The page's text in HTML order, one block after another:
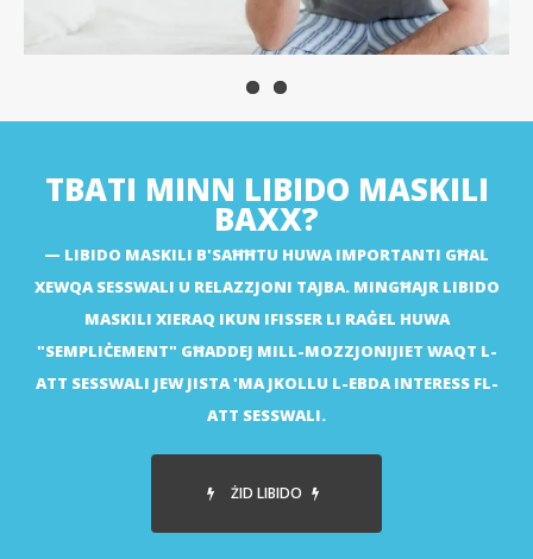
TBATI MINN LIBIDO MASKILI
BAXX?
LIBIDO MASKILI B'SAĦĦTU HUWA IMPORTANTI GĦAL
XEWQA SESSWALI U RELAZZJONI TAJBA. MINGĦAJR LIBIDO
MASKILI XIERAQ IKUN IFISSER LI RAĠEL HUWA
"SEMPLIĊEMENT" GĦADDEJ MILL-MOZZJONIJIET WAQT L-
ATT SESSWALI JEW JISTA 'MA JKOLLU L-EBDA INTERESS FL-
ATT SESSWALI.
ŻID LIBIDO